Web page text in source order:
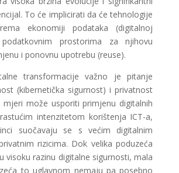
To će implicirati da će tehnologije
ekonomiji podataka (digitalnoj
prostorima za njihovu
i ponovnu upotrebu (reuse).
transformacije važno je pitanje
(kibernetička sigurnost) i privatnost
može usporiti primjenu digitalnih
intenzitetom korištenja ICT-a,
suočavaju se s većim digitalnim
rizicima. Dok velika poduzeća
visoku razinu digitalne sigurnosti, mala
to uglavnom nemaju pa posebno